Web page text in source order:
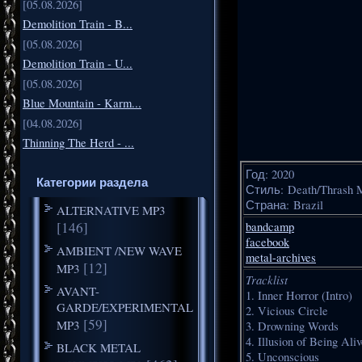
[05.08.2026]
Demolition Train - B...
[05.08.2026]
Demolition Train - U...
[05.08.2026]
Blue Mountain - Karm...
[04.08.2026]
Thinning The Herd - ...
Категории раздела
ALTERNATIVE MP3
[146]
AMBIENT /NEW WAVE
MP3 [12]
AVANT-
GARDE/EXPERIMENTAL
MP3 [59]
BLACK METAL
Год: 2020
Стиль: Death/Thrash
Страна: Brazil
bandcamp
facebook
metal-archives
Tracklist
1. Inner Horror (Intro)
2. Vicious Circle
3. Drowning Words
4. Illusion of Being
5. Unconscious